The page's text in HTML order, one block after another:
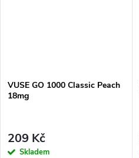
VUSE GO 1000 Classic Peach
18mg
209 Kč
Skladem